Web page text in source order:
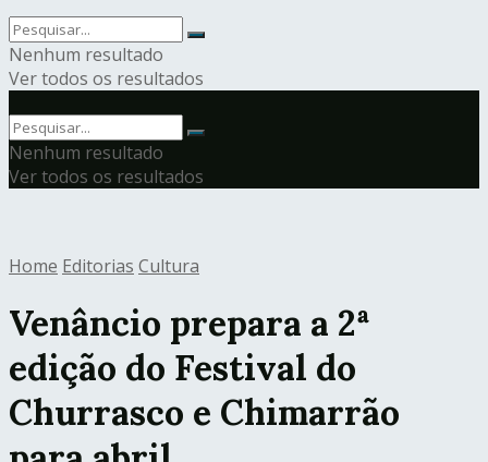
Nenhum resultado
Ver todos os resultados
Nenhum resultado
Ver todos os resultados
Home Editorias Cultura
Venâncio prepara a 2ª
edição do Festival do
Churrasco e Chimarrão